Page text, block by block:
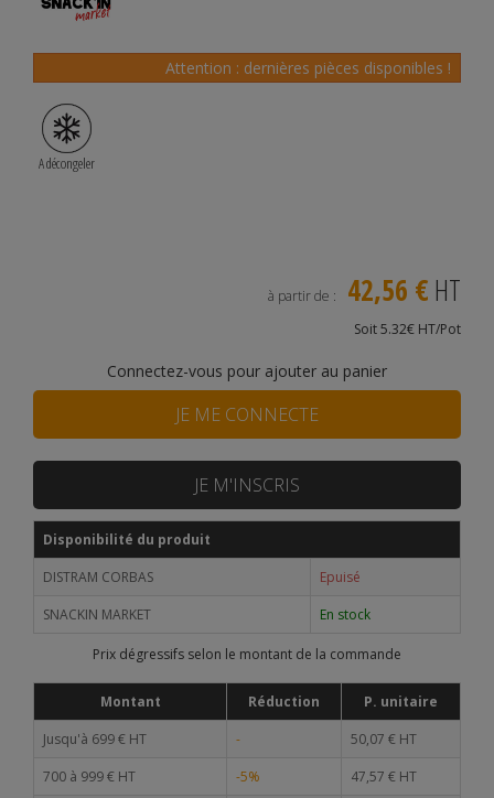
Attention : dernières pièces disponibles !
A décongeler
à partir de : 42,56 € HT
Soit 5.32€ HT/Pot
Connectez-vous pour ajouter au panier
JE ME CONNECTE
JE M'INSCRIS
Disponibilité du produit
DISTRAM CORBAS
Epuisé
SNACKIN MARKET
En stock
Prix dégressifs selon le montant de la commande
Montant Réduction
P. unitaire
Jusqu'à 699 € HT
-
50,07 € HT
700 à 999 € HT
-5%
47,57 € HT